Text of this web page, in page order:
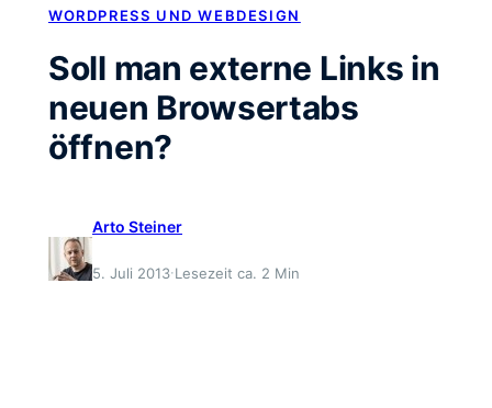
WORDPRESS UND WEBDESIGN
Soll man externe Links in
neuen Browsertabs
öffnen?
Arto Steiner
5. Juli 2013·Lesezeit ca. 2 Min